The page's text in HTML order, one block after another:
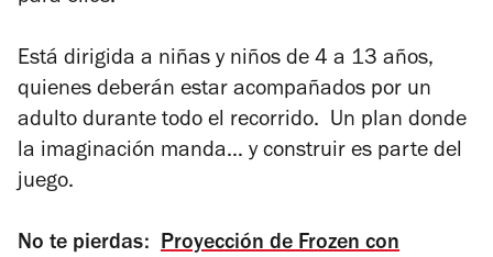
Está dirigida a niñas y niños de 4 a 13 años,
quienes deberán estar acompañados por un
adulto durante todo el recorrido. Un plan donde
la imaginación manda… y construir es parte del
juego.
No te pierdas: Proyección de Frozen con